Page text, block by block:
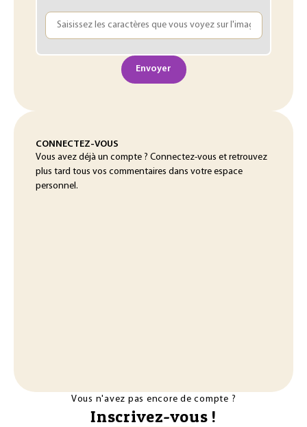
Envoyer
CONNECTEZ-VOUS
Vous avez déjà un compte ? Connectez-vous et retrouvez
plus tard tous vos commentaires dans votre espace
personnel.
Vous n'avez pas encore de compte ?
Inscrivez-vous !